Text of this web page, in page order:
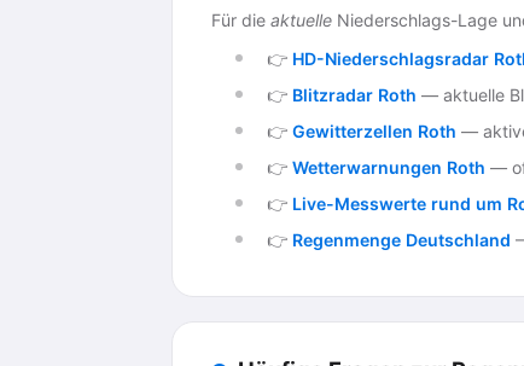
Für die aktuelle Niederschlags-Lage
👉 HD-Niederschlagsradar
👉 Blitzradar Roth — aktuelle
👉 Gewitterzellen Roth —
👉 Wetterwarnungen Roth —
👉 Live-Messwerte rund um
👉 Regenmenge Deutschland